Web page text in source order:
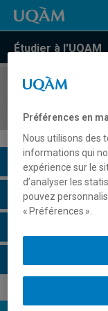
Étudier à l'UQAM
COURS//
Description du
Horaire - Été 2026
Préférences en
Nous utilisons des
informations qui
expérience sur le
d’analyser les
pouvez
« Préférences ».